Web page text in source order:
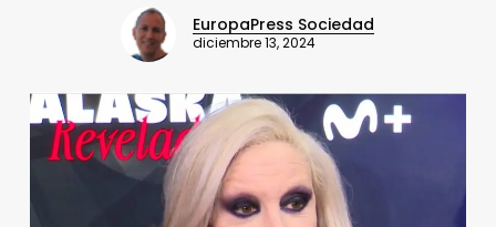
EuropaPress Sociedad
diciembre 13, 2024